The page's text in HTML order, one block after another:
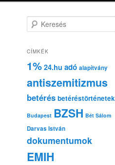
e
e
é
CÍMKÉK
1% 24.hu adó alapítvány
antiszemitizmus
betérés betéréstörténetek
Budapest BZSH Bét Sálom
Darvas István
dokumentumok
EMIH